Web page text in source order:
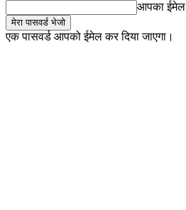
आपका ईमेल
एक पासवर्ड आपको ईमेल कर दिया जाएगा।